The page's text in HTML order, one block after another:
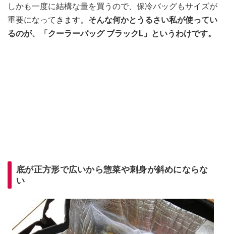
しかも一度に結構な量を買うので、保冷バッグもサイズが
重要になってきます。 そんな何かとうるさい私が使ってい
るのが、「クーラーバッグ ブラックL」というわけです。
底が正方形で広いから惣菜や刺身が斜めにならな
い